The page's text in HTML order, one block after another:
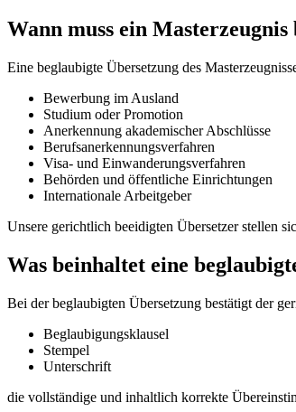
Wann muss ein
Eine beglaubigte Übersetzung des
Bewerbung im Ausland
Studium oder Promotion
Anerkennung akademischer Abschlüsse
Berufsanerkennungsverfahren
Visa- und Einwanderungsverfahren
Behörden und öffentliche Einrichtungen
Internationale Arbeitgeber
Unsere gerichtlich beeidigten Übersetzer stellen
Was beinhaltet eine
Bei der beglaubigten Übersetzung bestätigt der
Beglaubigungsklausel
Stempel
Unterschrift
die vollständige und inhaltlich korrekte